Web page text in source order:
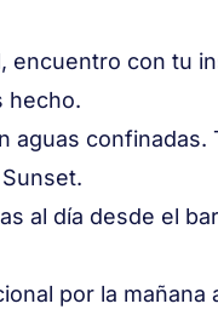
encuentro con tu
hecho.
aguas confinadas.
al día desde el
por la mañana